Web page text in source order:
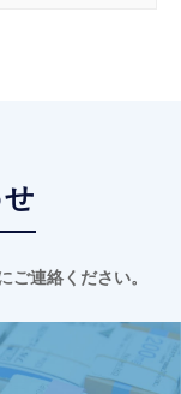
ご連絡ください。